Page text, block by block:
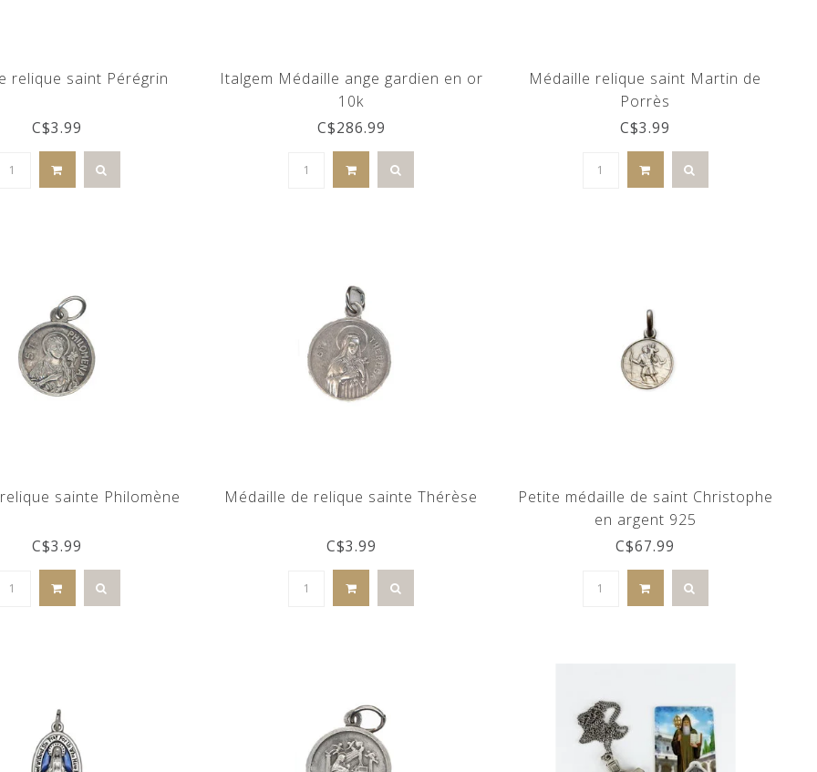
relique saint Pérégrin
C$3.99
Italgem Médaille ange gardien en or
10k
C$286.99
Médaille relique saint Martin de
Porrès
C$3.99
sainte Philomène
C$3.99
Médaille de relique sainte Thérèse
C$3.99
Petite médaille de saint Christophe
en argent 925
C$67.99